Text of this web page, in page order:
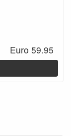
Euro 59.95